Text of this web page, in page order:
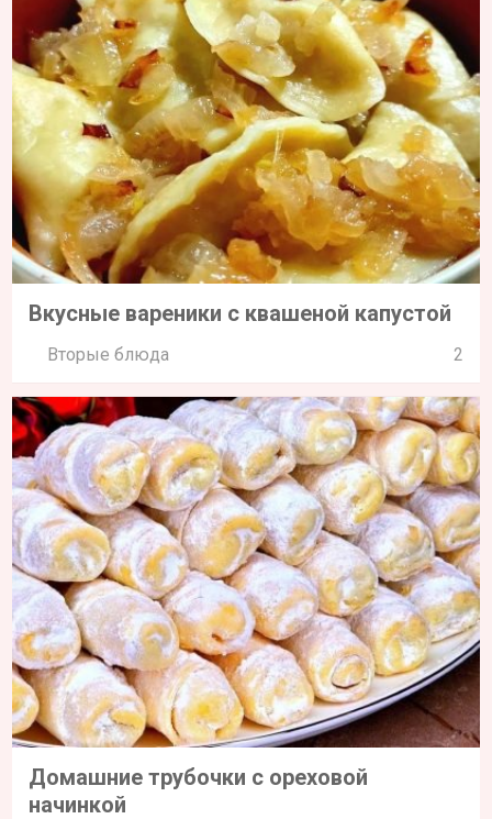
Вкусные вареники с квашеной капустой
Вторые блюда 2
Домашние трубочки с ореховой
начинкой